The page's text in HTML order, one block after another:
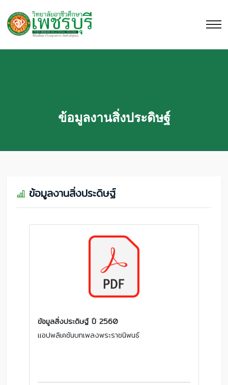
ข้อมูลงานสิ่งประดิษฐ์
ข้อมูลงานสิ่งประดิษฐ์
ข้อมูลสิ่งประดิษฐ์ ปี 2560
แอปพลิเคชันบทเพลงพระราชนิพนธ์